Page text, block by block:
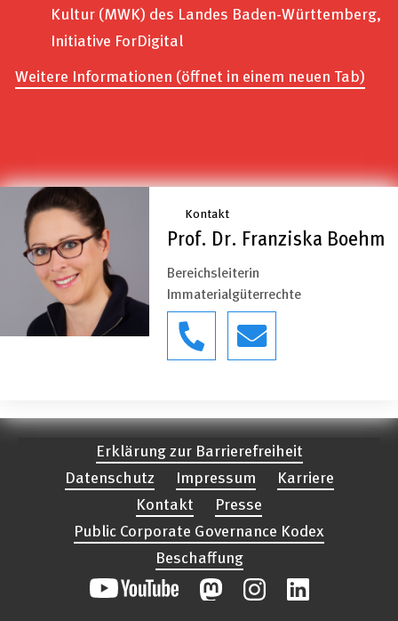
Kultur (MWK) des Landes Baden-Württemberg,
Initiative ForDigital
Weitere Informationen (öffnet in einem neuen Tab)
Kontakt
Prof. Dr. Franziska Boehm
Bereichsleiterin
Immaterialgüterrechte
Erklärung zur Barrierefreiheit
Datenschutz
Impressum
Karriere
Kontakt
Presse
Public Corporate Governance Kodex
Beschaffung